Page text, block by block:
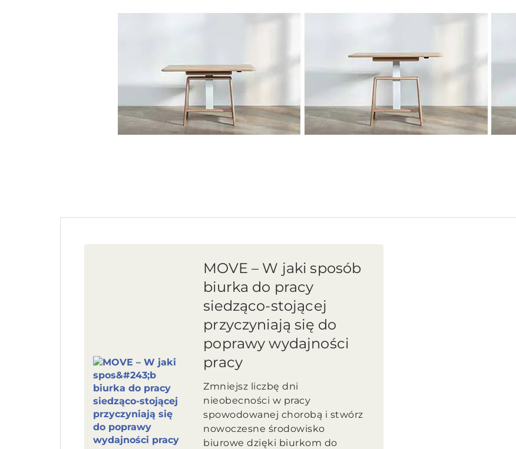
MOVE – W jaki sposób
biurka do pracy
siedząco-stojącej
przyczyniają się do
poprawy wydajności
pracy
Zmniejsz liczbę dni
nieobecności w pracy
spowodowanej chorobą i stwórz
nowoczesne środowisko
biurowe dzięki biurkom do